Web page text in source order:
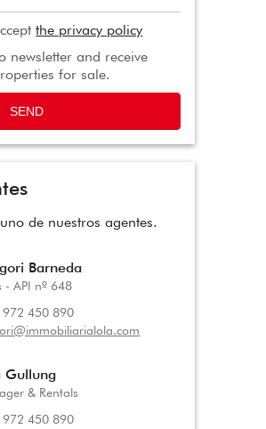
the privacy policy
newsletter and receive
for sale.
SEND
de nuestros agentes.
Barneda
- API nº 648
450 890
Gullung
& Rentals
450 890